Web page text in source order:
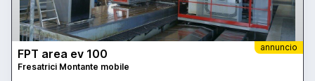
annuncio
FPT area ev 100
Fresatrici Montante mobile